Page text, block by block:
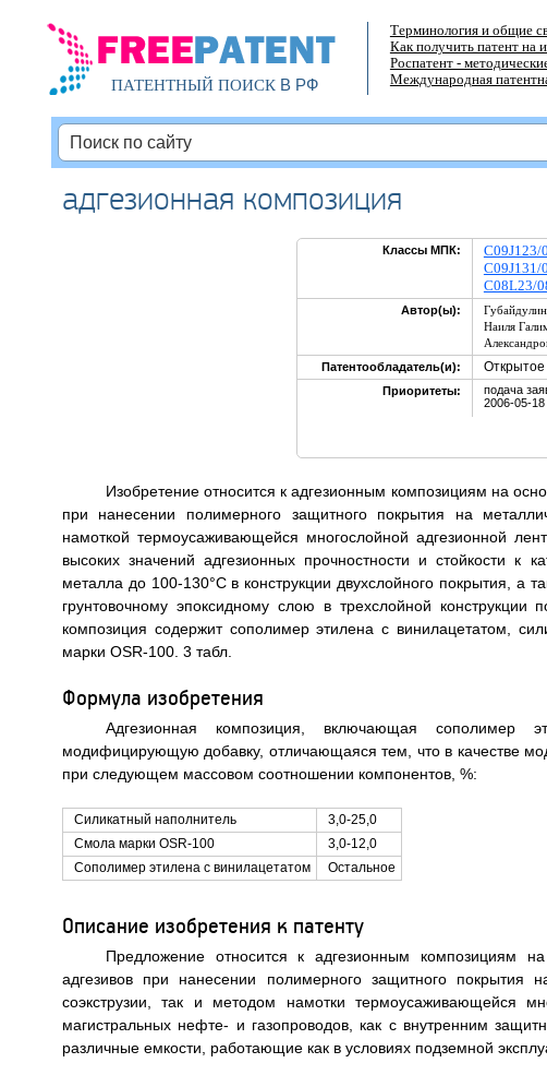
ПАТЕНТНЫЙ ПОИСКВ РФ
Терминология и общие
Как получить патент на
Роспатент -
Международная
адгезионная композиция
Классы МПК: C09J123/
C09J131/
C08L23/
Автор(ы):
Наиля
Патентообладатель(и):
Приоритеты:
подача
2006-05-18
Изобретение относится к адгезионным композициям на
при нанесении полимерного защитного покрытия на
намоткой термоусаживающейся многослойной адгезионной
высоких значений адгезионных прочностности и стойкости к
металла до 100-130°С в конструкции двухслойного покрытия, а
грунтовочному эпоксидному слою в трехслойной
композиция содержит сополимер этилена с винилацетатом,
марки OSR-100. 3 табл.
Формула изобретения
Адгезионная композиция, включающая сополимер
модифицирующую добавку, отличающаяся тем, что в качестве
при следующем массовом соотношении компонентов, %:
Силикатный наполнитель
3,0-25,0
Смола марки OSR-100
3,0-12,0
Сополимер этилена с винилацетатом
Остальное
Описание изобретения к патенту
Предложение относится к адгезионным композициям
адгезивов при нанесении полимерного защитного покрытия
соэкструзии, так и методом намотки термоусаживающейся
магистральных нефте- и газопроводов, как с внутренним
различные емкости, работающие как в условиях подземной